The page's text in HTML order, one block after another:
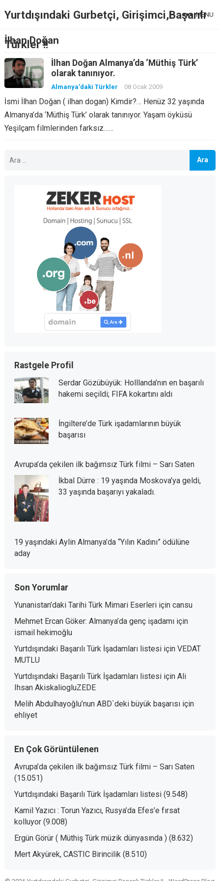
Yurtdışındaki Gurbetçi, Girişimci,Başarılı
Türkler !!
MENU
İlhan Doğan
İlhan Doğan Almanya’da ‘Müthiş Türk’
olarak tanınıyor.
Almanya'daki Türkler 08 Ocak 2009
İsmi İlhan Doğan ( ilhan dogan) Kimdir?… Henüz 32 yaşında
Almanya’da ‘Müthiş Türk’ olarak tanınıyor. Yaşam öyküsü
Yeşilçam filmlerinden farksız……
Rastgele Profil
Serdar Gözübüyük: Holllanda’nın en başarılı
hakemi seçildi; FIFA kokartını aldı
İngiltere’de Türk işadamlarının büyük
başarısı
Avrupa’da çekilen ilk bağımsız Türk filmi – Sarı Saten
İkbal Dürre : 19 yaşında Moskova’ya geldi,
33 yaşında başarıyı yakaladı.
19 yaşındaki Aylin Almanya’da “Yılın Kadını” ödülüne
aday
Son Yorumlar
Yunanistan’daki Tarihi Türk Mimari Eserleriiçin cansu
Mehmet Ercan Göker: Almanya’da genç işadamıiçin
ismail hekimoğlu
Yurtdışındaki Başarılı Türk İşadamları listesiiçin VEDAT
MUTLU
Yurtdışındaki Başarılı Türk İşadamları listesiiçin Ali
Ihsan AkiskaliogluZEDE
Melih Abdulhayoğlu’nun ABD`deki büyük başarısıiçin
ehliyet
En Çok Görüntülenen
Avrupa’da çekilen ilk bağımsız Türk filmi – Sarı Saten
(15.051)
Yurtdışındaki Başarılı Türk İşadamları listesi (9.548)
Kamil Yazıcı : Torun Yazıcı, Rusya’da Efes’e fırsat
kolluyor (9.008)
Ergün Görür ( Müthiş Türk müzik dünyasında ) (8.632)
Mert Akyürek, CASTIC Birincilik (8.510)